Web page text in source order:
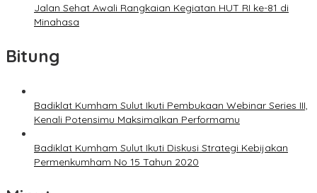
Jalan Sehat Awali Rangkaian Kegiatan HUT RI ke-81 di
Minahasa
Bitung
Badiklat Kumham Sulut Ikuti Pembukaan Webinar Series III,
Kenali Potensimu Maksimalkan Performamu
Badiklat Kumham Sulut Ikuti Diskusi Strategi Kebijakan
Permenkumham No 15 Tahun 2020